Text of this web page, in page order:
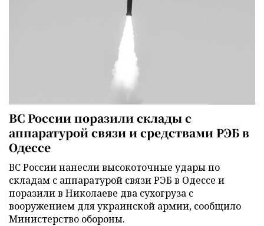
ВС России поразили склады с
аппаратурой связи и средствами РЭБ в
Одессе
ВС России нанесли высокоточные удары по
складам с аппаратурой связи РЭБ в Одессе и
поразили в Николаеве два сухогруза с
вооружением для украинской армии, сообщило
Министерство обороны.